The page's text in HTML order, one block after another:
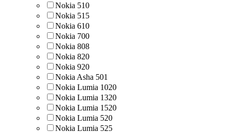
Nokia 510
Nokia 515
Nokia 610
Nokia 700
Nokia 808
Nokia 820
Nokia 920
Nokia Asha 501
Nokia Lumia 1020
Nokia Lumia 1320
Nokia Lumia 1520
Nokia Lumia 520
Nokia Lumia 525